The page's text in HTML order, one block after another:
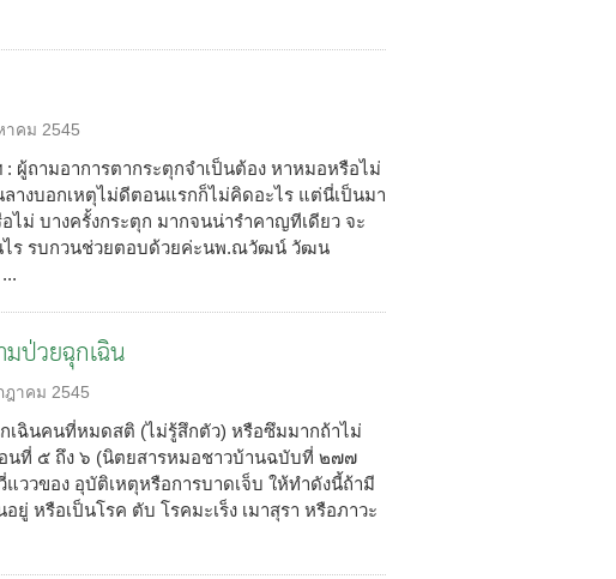
าคม 2545
: ผู้ถามอาการตากระตุกจำเป็นต้อง หาหมอหรือไม่
างบอกเหตุไม่ดีตอนแรกก็ไม่คิดอะไร แต่นี่เป็นมา
ไม่ บางครั้งกระตุก มากจนน่ารำคาญทีเดียว จะ
ไร รบกวนช่วยตอบด้วยค่ะนพ.ณวัฒน์ วัฒน
ป่วยฉุกเฉิน
ฎาคม 2545
เฉินคนที่หมดสติ (ไม่รู้สึกตัว) หรือซึมมากถ้าไม่
นที่ ๕ ถึง ๖ (นิตยสารหมอชาวบ้านฉบับที่ ๒๗๗
วของ อุบัติเหตุหรือการบาดเจ็บ ให้ทำดังนี้ถ้ามี
ยู่ หรือเป็นโรค ตับ โรคมะเร็ง เมาสุรา หรือภาวะ